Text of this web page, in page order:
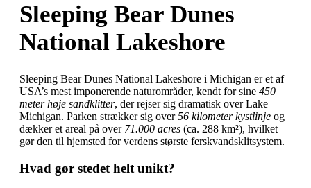
Sleeping Bear Dunes
National Lakeshore
Sleeping Bear Dunes National Lakeshore i Michigan er et af
USA’s mest imponerende naturområder, kendt for sine 450
meter høje sandklitter, der rejser sig dramatisk over Lake
Michigan. Parken strækker sig over56 kilometer kystlinje og
dækker et areal på over 71.000 acres (ca. 288 km²), hvilket
gør den til hjemsted for verdens største ferskvandsklitsystem.
Hvad gør stedet helt unikt?